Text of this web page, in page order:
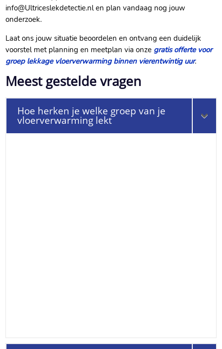
info@Ultriceslekdetectie.​nl en plan vandaag nog jouw
onderzoek.​
Laat ons jouw situatie beoordelen en ontvang een duidelijk
voorstel met planning en meetplan via onze gratis offerte voor
groep lekkage vloerverwarming binnen vierentwintig uur.​
Meest gestelde vragen
Hoe herken je welke groep van je
vloerverwarming lekt